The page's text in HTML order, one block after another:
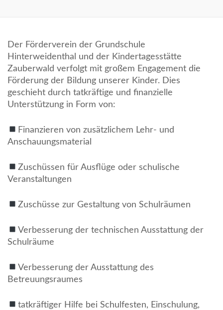
Der Förderverein der Grundschule
Hinterweidenthal und der Kindertagesstätte
Zauberwald verfolgt mit großem Engagement die
Förderung der Bildung unserer Kinder. Dies
geschieht durch tatkräftige und finanzielle
Unterstützung in Form von:
Finanzieren von zusätzlichem Lehr- und
Anschauungsmaterial
Zuschüssen für Ausflüge oder schulische
Veranstaltungen
Zuschüsse zur Gestaltung von Schulräumen
Verbesserung der technischen Ausstattung der
Schulräume
Verbesserung der Ausstattung des
Betreuungsraumes
tatkräftiger Hilfe bei Schulfesten, Einschulung,